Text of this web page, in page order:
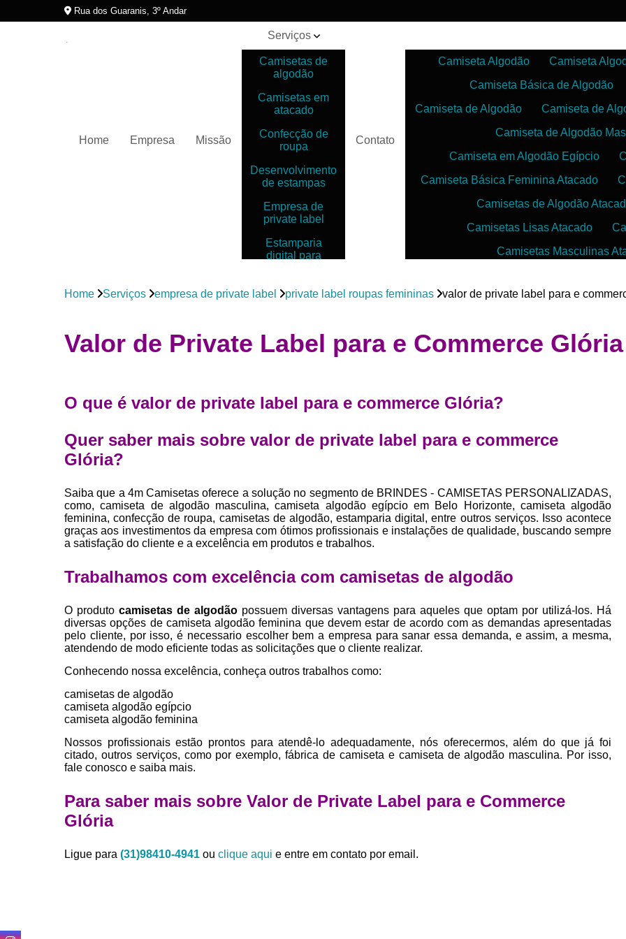
Rua dos Guaranis, 3º Andar
Home Empresa Missão
Serviços
Camisetas de
algodão
Camisetas em
atacado
Confecção de
roupa
Desenvolvimento
de estampas
Empresa de
private label
Estamparia
digital para
Estamparias
camiseta
para roupas
Sublimação
Contato
Camiseta Algodão Camiseta
Camiseta Básica de Algodão
Camiseta de Algodão
Camiseta de
Camiseta de Algodão
Camiseta em Algodão Egípcio
Camiseta Básica Feminina Atacado
Camisetas de Algodão
Camisetas Lisas Atacado
Camisetas Masculinas
Camisetas para Sublimação
Confecção de Roupas
Desenvolvimento de Coleção de
Desenvolvimento de Estampa Exclusiva
Desenvolvimento
Desenvolvimento de
Desenvolvimento de
Desenvolvimento
Desenvolvimento de Estampas
Desenvolvimento Estampa de
Empresa Private Label
Private
Private Label Roupas
Estamparia de Camiseta
Estamparia Digital em Camisetas
Home Serviços empresa de private label private label roupas femininas valor de private label para e
Valor de Private Label para e Commerce Glória
O que é valor de private label para e commerce Glória?
Quer saber mais sobre valor de private label para e commerce
Glória?
Saiba que a 4m Camisetas oferece a solução no segmento de BRINDES - CAMISETAS PERSONALIZADAS,
como, camiseta de algodão masculina, camiseta algodão egípcio em Belo Horizonte, camiseta algodão
feminina, confecção de roupa, camisetas de algodão, estamparia digital, entre outros serviços. Isso acontece
graças aos investimentos da empresa com ótimos profissionais e instalações de qualidade, buscando sempre
a satisfação do cliente e a excelência em produtos e trabalhos.
Trabalhamos com excelência com camisetas de algodão
O produto camisetas de algodão possuem diversas vantagens para aqueles que optam por utilizá-los. Há
diversas opções de camiseta algodão feminina que devem estar de acordo com as demandas apresentadas
pelo cliente, por isso, é necessario escolher bem a empresa para sanar essa demanda, e assim, a mesma,
atendendo de modo eficiente todas as solicitações que o cliente realizar.
Conhecendo nossa excelência, conheça outros trabalhos como:
camisetas de algodão
camiseta algodão egípcio
camiseta algodão feminina
Nossos profissionais estão prontos para atendê-lo adequadamente, nós oferecermos, além do que já foi
citado, outros serviços, como por exemplo, fábrica de camiseta e camiseta de algodão masculina. Por isso,
fale conosco e saiba mais.
Para saber mais sobre Valor de Private Label para e Commerce
Glória
Ligue para (31)98410-4941 ou clique aqui e entre em contato por email.